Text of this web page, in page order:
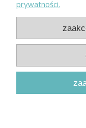
Meble
prywatności.